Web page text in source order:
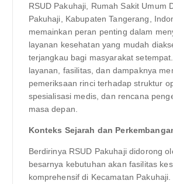
RSUD Pakuhaji, Rumah Sakit Umum
Pakuhaji, Kabupaten Tangerang,
memainkan peran penting dalam
layanan kesehatan yang mudah
terjangkau bagi masyarakat
layanan, fasilitas, dan dampaknya
pemeriksaan rinci terhadap struktur
spesialisasi medis, dan rencana
masa depan.
Konteks Sejarah dan
Berdirinya RSUD Pakuhaji didorong
besarnya kebutuhan akan fasilitas
komprehensif di Kecamatan Pakuhaji.